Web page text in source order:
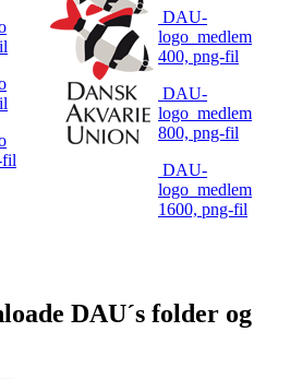
fil
DAU-
logo_medlem
400, png-fil
DAU-
logo_medlem
800, png-fil
DAU-
logo_medlem
1600, png-fil
DAU´s folder og